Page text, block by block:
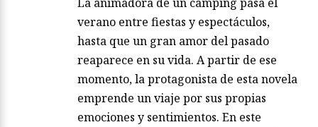
verano entre fiestas y espectáculos,
hasta que un gran amor del pasado
reaparece en su vida. A partir de ese
momento, la protagonista de esta novela
emprende un viaje por sus propias
emociones y sentimientos. En este